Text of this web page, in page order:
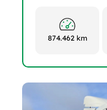
874.462 km